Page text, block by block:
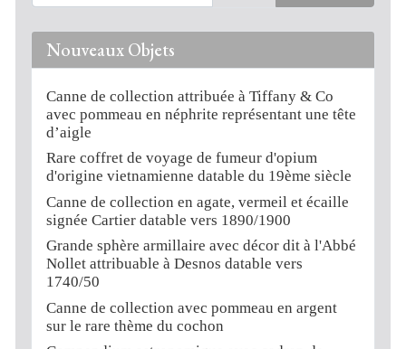
Nouveaux Objets
Canne de collection attribuée à Tiffany & Co
avec pommeau en néphrite représentant une tête
d’aigle
Rare coffret de voyage de fumeur d'opium
d'origine vietnamienne datable du 19ème siècle
Canne de collection en agate, vermeil et écaille
signée Cartier datable vers 1890/1900
Grande sphère armillaire avec décor dit à l'Abbé
Nollet attribuable à Desnos datable vers
1740/50
Canne de collection avec pommeau en argent
sur le rare thème du cochon